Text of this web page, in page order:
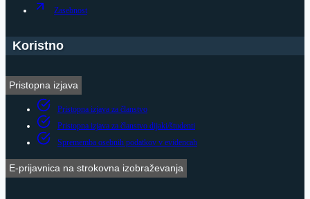
Zasebnost
Koristno
Pristopna izjava
Pristopna izjava za članstvo
Pristopna izjava za članstvo dijaki/študenti
Sprememba osebnih podatkov v evidencah
E-prijavnica na strokovna izobraževanja